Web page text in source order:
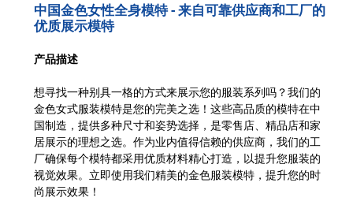
中国金色女性全身模特 - 来自可靠供应商和工厂的
优质展示模特
产品描述
想寻找一种别具一格的方式来展示您的服装系列吗？我们的
金色女式服装模特是您的完美之选！这些高品质的模特在中
国制造，提供多种尺寸和姿势选择，是零售店、精品店和家
居展示的理想之选。作为业内值得信赖的供应商，我们的工
厂确保每个模特都采用优质材料精心打造，以提升您服装的
视觉效果。立即使用我们精美的金色服装模特，提升您的时
尚展示效果！